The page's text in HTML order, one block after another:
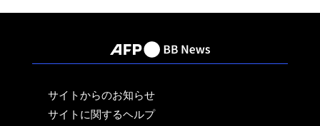
サイトからのお知らせ
サイトに関するヘルプ